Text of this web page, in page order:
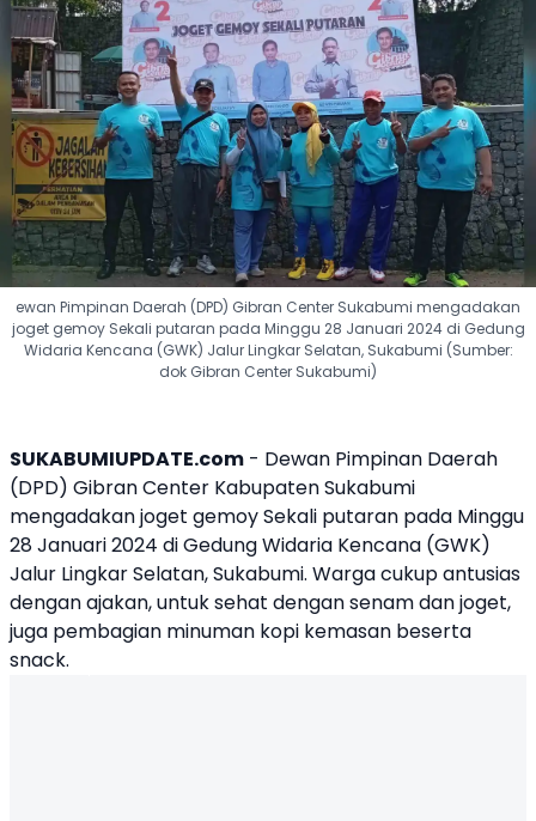
ewan Pimpinan Daerah (DPD) Gibran Center Sukabumi mengadakan
joget gemoy Sekali putaran pada Minggu 28 Januari 2024 di Gedung
Widaria Kencana (GWK) Jalur Lingkar Selatan, Sukabumi (Sumber:
dok Gibran Center Sukabumi)
SUKABUMIUPDATE.com - Dewan Pimpinan Daerah
(DPD) Gibran Center Kabupaten Sukabumi
mengadakanjoget gemoy Sekali putaran pada Minggu
28 Januari 2024 di Gedung Widaria Kencana (GWK)
Jalur Lingkar Selatan, Sukabumi. Warga cukup antusias
dengan ajakan, untuk sehat dengan senam dan joget,
juga pembagian minuman kopi kemasan beserta
snack.